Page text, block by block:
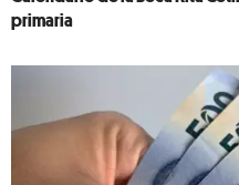
primaria